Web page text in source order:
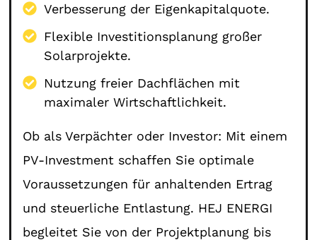
Verbesserung der Eigenkapitalquote.
Flexible Investitionsplanung großer
Solarprojekte.
Nutzung freier Dachflächen mit
maximaler Wirtschaftlichkeit.
Ob als Verpächter oder Investor: Mit einem
PV-Investment schaffen Sie optimale
Voraussetzungen für anhaltenden Ertrag
und steuerliche Entlastung. HEJ ENERGI
begleitet Sie von der Projektplanung bis